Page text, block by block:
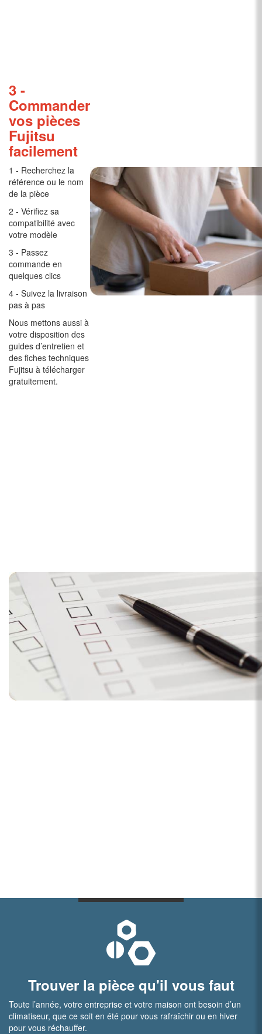
3 -
Commander
vos pièces
Fujitsu
facilement
1 - Recherchez la
référence ou le nom
de la pièce
2 - Vérifiez sa
compatibilité avec
votre modèle
3 - Passez
commande en
quelques clics
4 - Suivez la livraison
pas à pas
Nous mettons aussi à
votre disposition des
guides d’entretien et
des fiches techniques
Fujitsu à télécharger
gratuitement.
Trouver la pièce qu'il vous faut
Toute l’année, votre entreprise et votre maison ont besoin d’un
climatiseur, que ce soit en été pour vous rafraîchir ou en hiver
pour vous réchauffer.